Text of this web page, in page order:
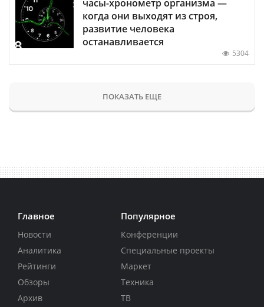
часы-хронометр организма —
когда они выходят из строя,
развитие человека
останавливается
5304
ПОКАЗАТЬ ЕЩЕ
Главное
Новости
Аналитика
Рейтинги
Обзоры
Архив
Популярное
Конференции
Специальные проекты
Маркет
Техника
ТВ